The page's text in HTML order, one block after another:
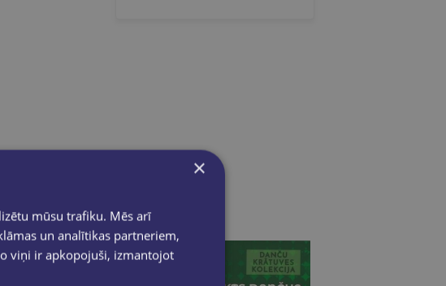
×
mūsu trafiku. Mēs arī
un analītikas partneriem,
viņi ir apkopojuši, izmantojot